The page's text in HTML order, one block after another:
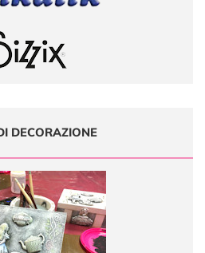
DECORAZIONE